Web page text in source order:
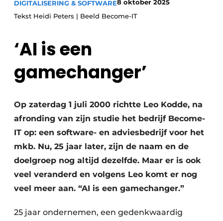
Vacatures
DIGITALISERING & SOFTWARE8 oktober 2025
Tekst Heidi Peters | Beeld Become-IT
‘AI is een
gamechanger’
Op zaterdag 1 juli 2000 richtte Leo Kodde, na
afronding van zijn studie het bedrijf Become-
IT op: een software- en adviesbedrijf voor het
mkb. Nu, 25 jaar later, zijn de naam en de
doelgroep nog altijd dezelfde. Maar er is ook
veel veranderd en volgens Leo komt er nog
veel meer aan. “AI is een gamechanger.”
25 jaar ondernemen, een gedenkwaardig